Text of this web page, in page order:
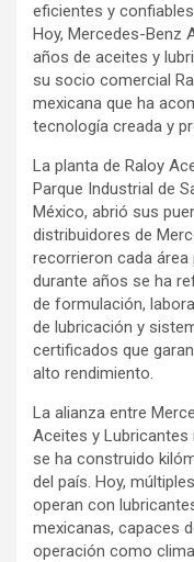
eficientes y
Hoy, Mercedes-Benz
años de aceites y
su socio comercial
mexicana que ha
tecnología creada y
La planta de Raloy
Parque Industrial de
México, abrió sus
distribuidores de
recorrieron cada
durante años se ha
de formulación,
de lubricación y
certificados que
alto rendimiento.
La alianza entre
Aceites y
se ha construido
del país. Hoy,
operan con
mexicanas, capaces
operación como